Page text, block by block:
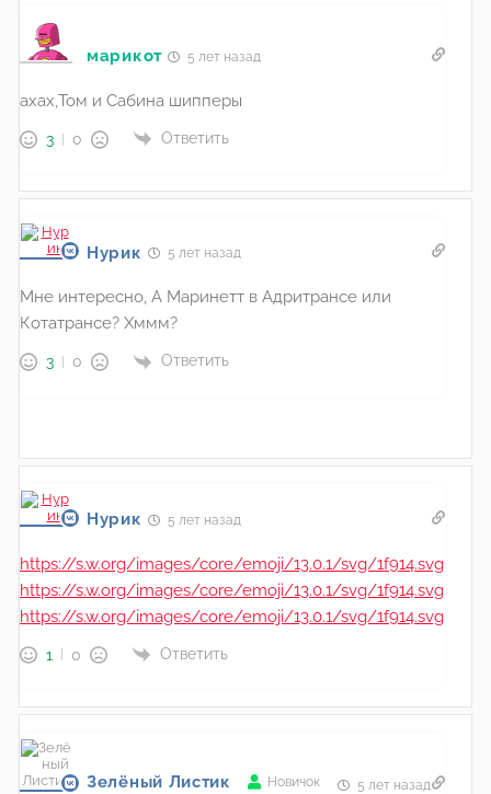
марикот 5 лет назад
ахах,Том и Сабина шипперы
3 0 Ответить
Нурик 5 лет назад
Мне интересно, А Маринетт в Адритрансе или
Котатрансе? Хммм?
3 0 Ответить
Нурик 5 лет назад
https://s.w.org/images/core/emoji/13.0.1/svg/1f914.svg
https://s.w.org/images/core/emoji/13.0.1/svg/1f914.svg
https://s.w.org/images/core/emoji/13.0.1/svg/1f914.svg
1 0 Ответить
Зелёный Листик Новичок 5 лет назад